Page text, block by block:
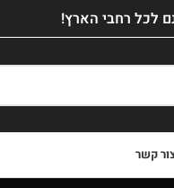
לכל רחבי הארץ!
קשר